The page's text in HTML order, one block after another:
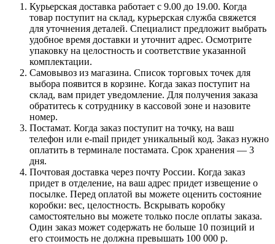
Курьерская доставка работает с 9.00 до 19.00. Когда
товар поступит на склад, курьерская служба свяжется
для уточнения деталей. Специалист предложит выбрать
удобное время доставки и уточнит адрес. Осмотрите
упаковку на целостность и соответствие указанной
комплектации.
Самовывоз из магазина. Список торговых точек для
выбора появится в корзине. Когда заказ поступит на
склад, вам придет уведомление. Для получения заказа
обратитесь к сотруднику в кассовой зоне и назовите
номер.
Постамат. Когда заказ поступит на точку, на ваш
телефон или e-mail придет уникальный код. Заказ нужно
оплатить в терминале постамата. Срок хранения — 3
дня.
Почтовая доставка через почту России. Когда заказ
придет в отделение, на ваш адрес придет извещение о
посылке. Перед оплатой вы можете оценить состояние
коробки: вес, целостность. Вскрывать коробку
самостоятельно вы можете только после оплаты заказа.
Один заказ может содержать не больше 10 позиций и
его стоимость не должна превышать 100 000 р.